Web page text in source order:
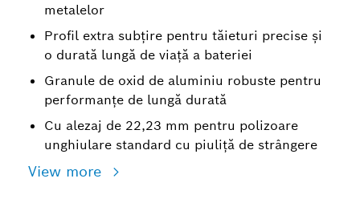
metalelor
Profil extra subțire pentru tăieturi precise și
o durată lungă de viață a bateriei
Granule de oxid de aluminiu robuste pentru
performanțe de lungă durată
Cu alezaj de 22,23 mm pentru polizoare
unghiulare standard cu piuliță de strângere
View more